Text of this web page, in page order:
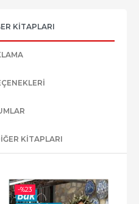
KITAPLARI
KITAPLARI
-%23